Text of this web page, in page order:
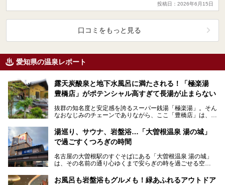
投稿日：2026年6月15日
口コミをもっと見る
愛知県の温泉レポート
露天炭酸泉と地下水風呂に満たされる！「極楽湯
豊橋店」がポテンシャル高すぎて長湯が止まらない
抜群の知名度と安定感を誇るスーパー銭湯「極楽湯」。そん
なおなじみのチェーンでありながら、ここ「豊橋店」は、お
湯巡り、サウナ、岩盤浴…「大曽根温泉 湯の城」
で過ごすくつろぎの時間
名古屋の大曽根駅のすぐそばにある「大曽根温泉 湯の城」
は、その名前の通り心ゆくまで安らぎの時を過ごせる空
お風呂も岩盤浴もグルメも！緑あふれるアウトドア